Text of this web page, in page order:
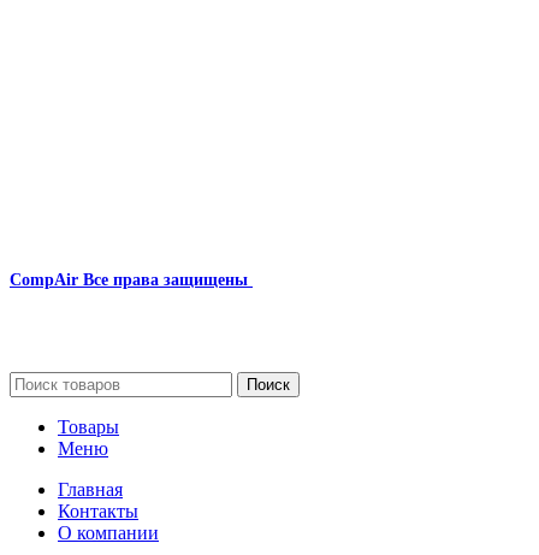
CompAir Все права защищены
Поиск
Товары
Меню
Главная
Контакты
О компании